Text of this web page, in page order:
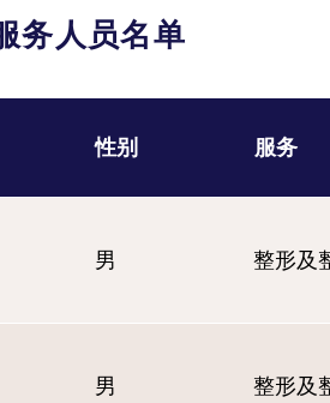
务人员名单
性别 服务
男 整形及
男 整形及